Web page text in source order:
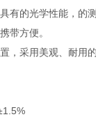
有的光学性能，的
带方便。
，采用美观、耐用